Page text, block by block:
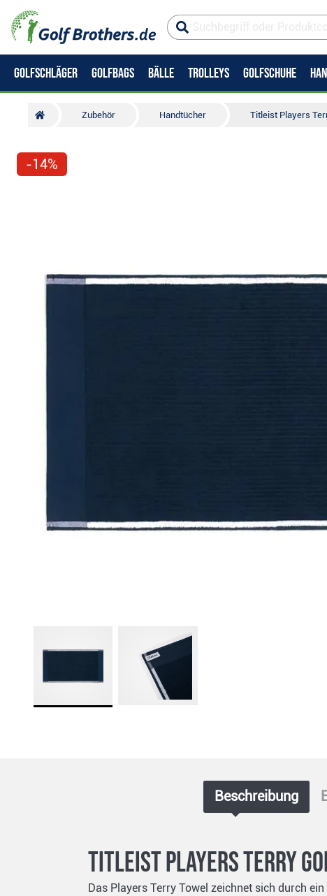
GOLFSCHLÄGER GOLFBAGS BÄLLE TROLLEYS GOLFSCHUHE
Zubehör Handtücher Titleist Players
-14%
Beschreibung
Titleist Players Terry
Das Players Terry Towel zeichnet sich durch